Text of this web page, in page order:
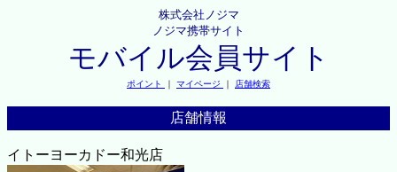
株式会社ノジマ
ノジマ携帯サイト
モバイル会員サイト
ポイント ｜ マイページ ｜ 店舗検索
店舗情報
イトーヨーカドー和光店